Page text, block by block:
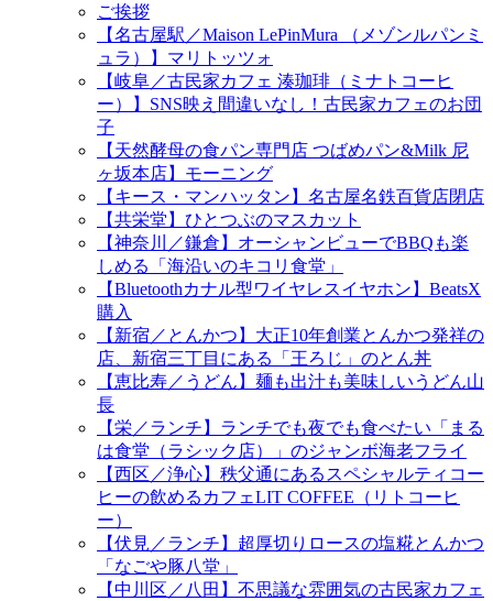
ご挨拶
【名古屋駅／Maison LePinMura （メゾンルパンミ
ュラ）】マリトッツォ
【岐阜／古民家カフェ 湊珈琲（ミナトコーヒ
ー）】SNS映え間違いなし！古民家カフェのお団
子
【天然酵母の食パン専門店 つばめパン&Milk 尼
ヶ坂本店】モーニング
【キース・マンハッタン】名古屋名鉄百貨店閉店
【共栄堂】ひとつぶのマスカット
【神奈川／鎌倉】オーシャンビューでBBQも楽
しめる「海沿いのキコリ食堂」
【Bluetoothカナル型ワイヤレスイヤホン】BeatsX
購入
【新宿／とんかつ】大正10年創業とんかつ発祥の
店、新宿三丁目にある「王ろじ」のとん丼
【恵比寿／うどん】麺も出汁も美味しいうどん山
長
【栄／ランチ】ランチでも夜でも食べたい「まる
は食堂（ラシック店）」のジャンボ海老フライ
【西区／浄心】秩父通にあるスペシャルティコー
ヒーの飲めるカフェLIT COFFEE（リトコーヒ
ー）
【伏見／ランチ】超厚切りロースの塩糀とんかつ
「なごや豚八堂」
【中川区／八田】不思議な雰囲気の古民家カフェ